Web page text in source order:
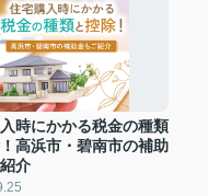
時にかかる税金の種類
高浜市・碧南市の補助
介